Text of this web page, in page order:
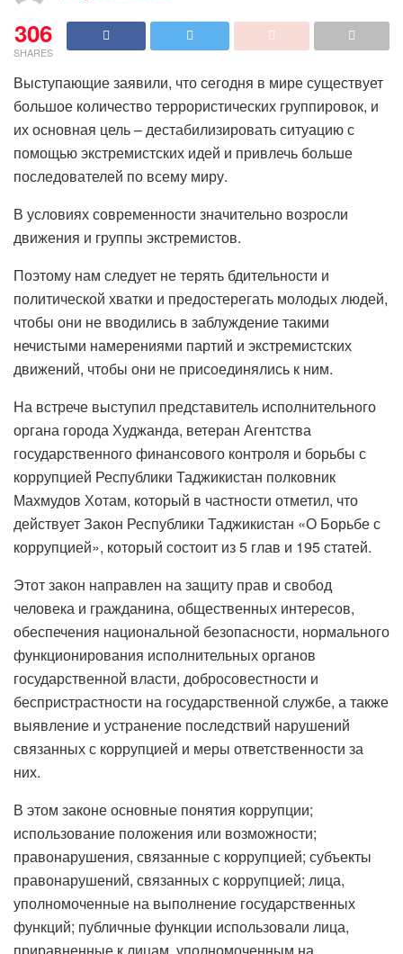
306
SHARES
Выступающие заявили, что сегодня в мире существует
большое количество террористических группировок, и
их основная цель – дестабилизировать ситуацию с
помощью экстремистских идей и привлечь больше
последователей по всему миру.
В условиях современности значительно возросли
движения и группы экстремистов.
Поэтому нам следует не терять бдительности и
политической хватки и предостерегать молодых людей,
чтобы они не вводились в заблуждение такими
нечистыми намерениями партий и экстремистских
движений, чтобы они не присоединялись к ним.
На встрече выступил представитель исполнительного
органа города Худжанда, ветеран Агентства
государственного финансового контроля и борьбы с
коррупцией Республики Таджикистан полковник
Махмудов Хотам, который в частности отметил, что
действует Закон Республики Таджикистан «О Борьбе с
коррупцией», который состоит из 5 глав и 195 статей.
Этот закон направлен на защиту прав и свобод
человека и гражданина, общественных интересов,
обеспечения национальной безопасности, нормального
функционирования исполнительных органов
государственной власти, добросовестности и
беспристрастности на государственной службе, а также
выявление и устранение последствий нарушений
связанных с коррупцией и меры ответственности за
них.
В этом законе основные понятия коррупции;
использование положения или возможности;
правонарушения, связанные с коррупцией; субъекты
правонарушений, связанных с коррупцией; лица,
уполномоченные на выполнение государственных
функций; публичные функции использовали лица,
приравненные к лицам, уполномоченным на